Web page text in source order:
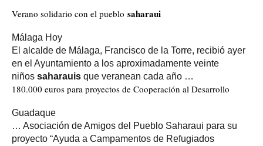
Verano solidario con el pueblo saharaui
Málaga Hoy
El alcalde de Málaga, Francisco de la Torre, recibió ayer
en el Ayuntamiento a los aproximadamente veinte
niños saharauis que veranean cada año …
180.000 euros para proyectos de Cooperación al Desarrollo
Guadaque
… Asociación de Amigos del Pueblo Saharaui para su
proyecto “Ayuda a Campamentos de Refugiados